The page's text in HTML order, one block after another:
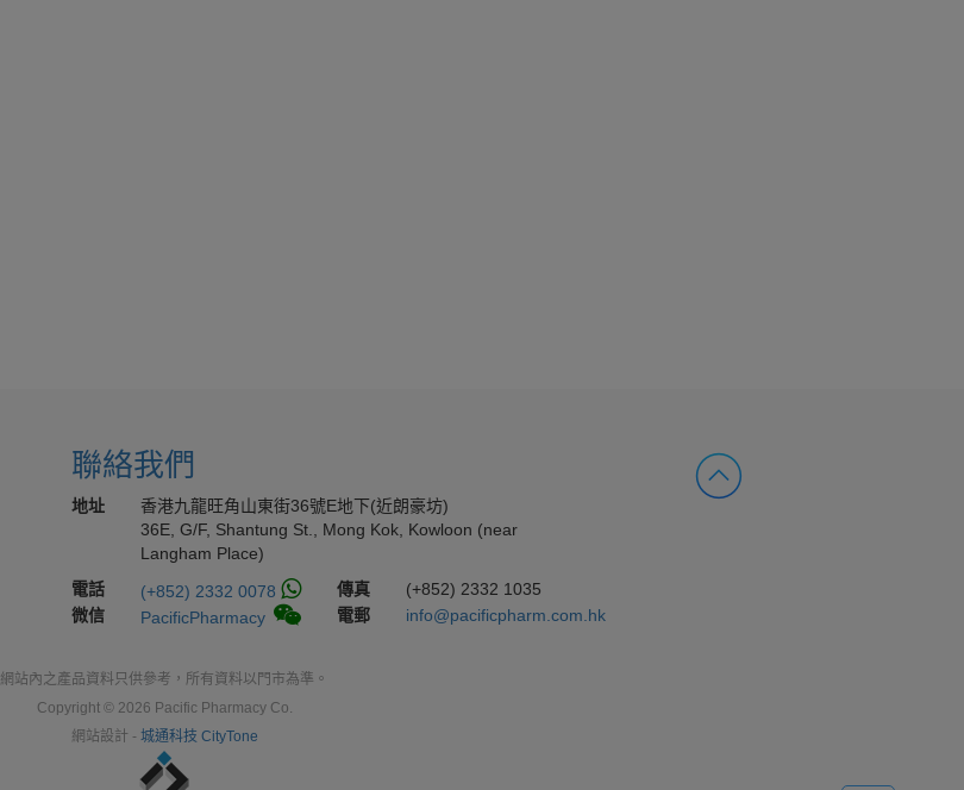
聯絡我們
地址
香港九龍旺角山東街36號E地下(近朗豪坊)
36E, G/F, Shantung St., Mong Kok, Kowloon (near
Langham Place)
電話
(+852) 2332 0078 傳真
(+852) 2332 1035
微信
PacificPharmacy 電郵 info@pacificpharm.com.hk
網站內之產品資料只供參考，所有資料以門市為準。
Copyright © 2026 Pacific Pharmacy Co.
網站設計 - 城通科技 CityTone